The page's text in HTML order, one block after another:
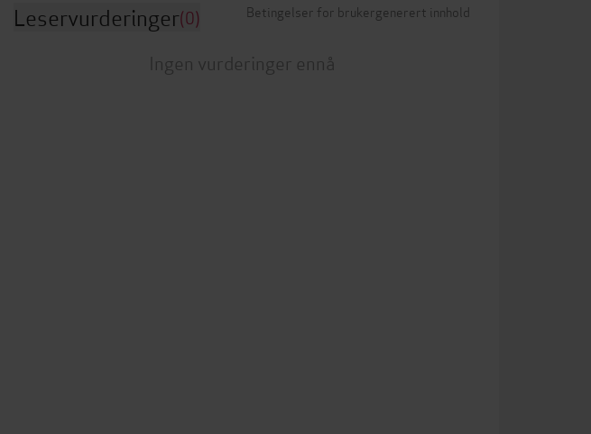
Leservurderinger(0) Betingelser for brukergenerert innhold
Ingen vurderinger ennå